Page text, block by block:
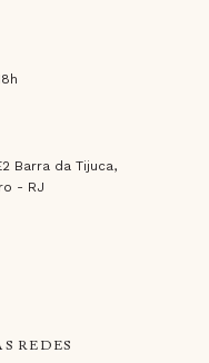
Barra da Tijuca,
- RJ
REDES